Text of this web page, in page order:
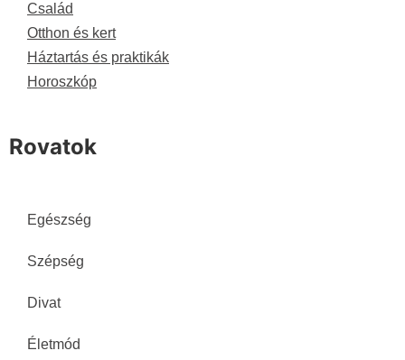
Család
Otthon és kert
Háztartás és praktikák
Horoszkóp
Rovatok
Egészség
Szépség
Divat
Életmód